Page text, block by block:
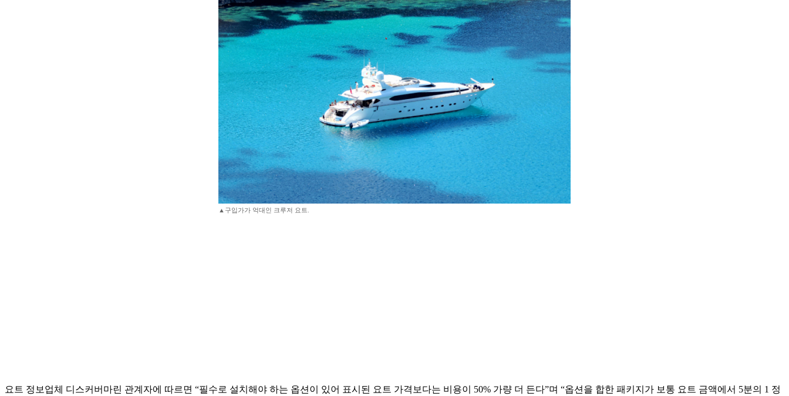
▲구입가가 억대인 크루저 요트.
요트 정보업체 디스커버마린 관계자에 따르면 “필수로 설치해야 하는 옵션이 있어 표시된 요트 가격보다는 비용이 50% 가량 더 든다”며 “옵션을 합한 패키지가 보통 요트 금액에서 5분의 1 정